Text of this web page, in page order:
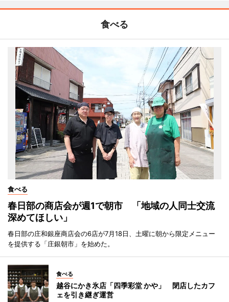
食べる
食べる
春日部の商店会が週1で朝市 「地域の人同士交流
深めてほしい」
春日部の庄和銀座商店会の6店が7月18日、土曜に朝から限定メニュー
を提供する「庄銀朝市」を始めた。
食べる
越谷にかき氷店「四季彩堂 かや」 閉店したカフ
ェを引き継ぎ運営